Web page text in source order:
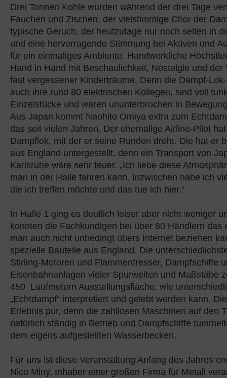
Drei Tonnen Kohle wurden während der drei Tage
Fauchen und Zischen, der vielstimmige Chor der
typische Geruch, der heutzutage nur noch selten in
und eine hervorragende Stimmung bei Aktiven und
für ein einmaliges Ambiente. Handwerkliche
Hand in Hand mit Beschaulichkeit, Nostalgie und der
fast vergessener Kinderträume. Denn die Dampf-
auch ihre rund 80 elektrischen Kollegen, sind voll
Einzelstücke und waren ununterbrochen in
Aus Japan kommt Naohito Omiya extra zum
das seit vielen Jahren. Der ehemalige Airline-Pilot
Dampflok, mit der er seine Runden dreht. Die hat er
aus England untergestellt, denn ein Transport von
Karlsruhe wäre sehr teuer. „Ich liebe diese
man in der Halle fahren kann. Inzwischen habe ich
die ich treffen möchte und das tue ich hier.“
In Halle 1 ging es deutlich leiser aber nicht weniger
konnten die Fachkundigen bei über 80 Händlern das
man auch nicht unbedingt übers Internet beziehen
spezielle Bauteile aus England. Die
Stirling-Motoren und Flammenfresser, Dampfschiffe
Eisenbahnanlagen vieler Spurweiten und Maßstäbe
450 Laufmetern Ausstellungsfläche, wie
„Echtdampf“ interpretiert und gelebt werden kann.
Erlebnis pur, denn die zahllosen Maschinen auf den
natürlich ständig in Betrieb und Dampfschiffe
dem eigens aufgestellten Wasserbecken.
Für uns ist diese Veranstaltung Anfang des Jahres
Nico Miny, Inhaber einer großen Firma für Metall